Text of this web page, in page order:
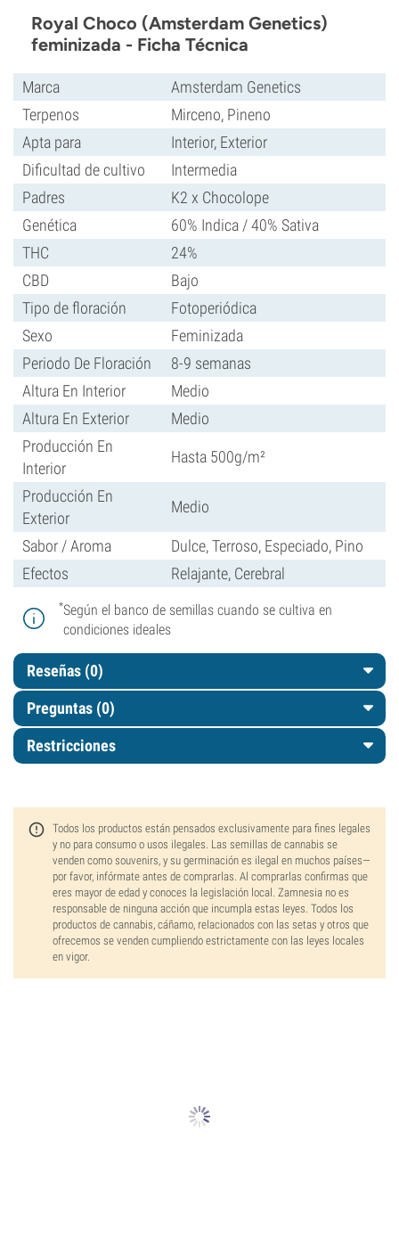
Royal Choco (Amsterdam Genetics)
feminizada - Ficha Técnica
Marca
Amsterdam Genetics
Terpenos
Mirceno, Pineno
Apta para
Interior, Exterior
Dificultad de cultivo
Intermedia
Padres
K2 x Chocolope
Genética
60% Indica / 40% Sativa
THC
24%
CBD
Bajo
Tipo de floración
Fotoperiódica
Sexo
Feminizada
Periodo De Floración
8-9 semanas
Altura En Interior
Medio
Altura En Exterior
Medio
Producción En
Interior
Hasta 500g/m²
Producción En
Exterior
Medio
Sabor / Aroma
Dulce, Terroso, Especiado, Pino
Efectos
Relajante, Cerebral
*Según el banco de semillas cuando se cultiva en
condiciones ideales
Reseñas (0)
Preguntas (0)
Restricciones
Todos los productos están pensados exclusivamente para fines legales
y no para consumo o usos ilegales. Las semillas de cannabis se
venden como souvenirs, y su germinación es ilegal en muchos países—
por favor, infórmate antes de comprarlas. Al comprarlas confirmas que
eres mayor de edad y conoces la legislación local. Zamnesia no es
responsable de ninguna acción que incumpla estas leyes. Todos los
productos de cannabis, cáñamo, relacionados con las setas y otros que
ofrecemos se venden cumpliendo estrictamente con las leyes locales
en vigor.